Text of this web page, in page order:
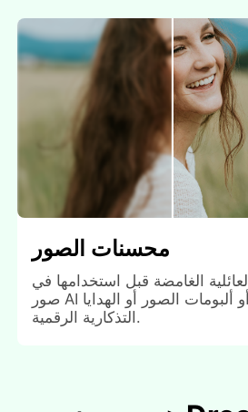
محسنات الصور
الغامضة قبل استخدامها في
صور AI أو المطبوعات أو ألبومات الصور أو الهدايا
التذكارية الرقمية.